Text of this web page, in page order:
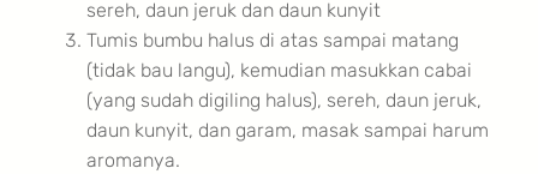
sereh, daun jeruk dan daun kunyit
Tumis bumbu halus di atas sampai matang
(tidak bau langu), kemudian masukkan cabai
(yang sudah digiling halus), sereh, daun jeruk,
daun kunyit, dan garam, masak sampai harum
aromanya.